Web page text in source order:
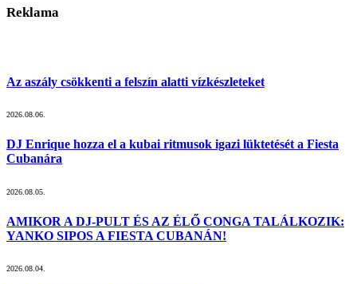
Reklama
Az aszály csökkenti a felszín alatti vízkészleteket
2026.08.06.
DJ Enrique hozza el a kubai ritmusok igazi lüktetését a Fiesta
Cubanára
2026.08.05.
AMIKOR A DJ-PULT ÉS AZ ÉLŐ CONGA TALÁLKOZIK:
YANKO SIPOS A FIESTA CUBANÁN!
2026.08.04.